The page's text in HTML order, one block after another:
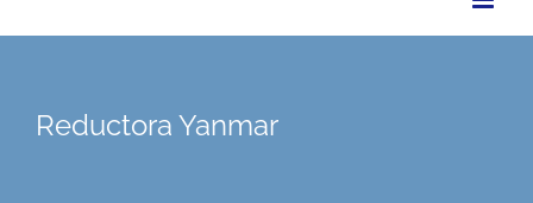
Reductora Yanmar